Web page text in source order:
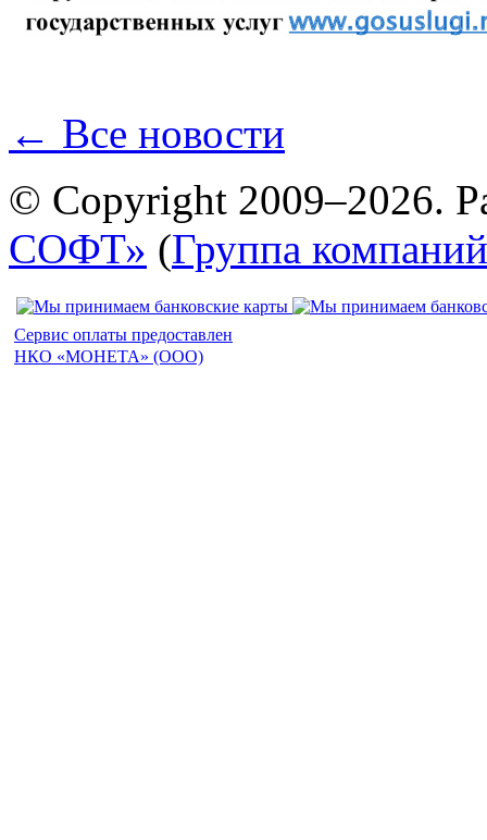
← Все новости
© Copyright 2009–2026.
СОФТ» (Группа
Сервис оплаты предоставлен
НКО «МОНЕТА» (ООО)